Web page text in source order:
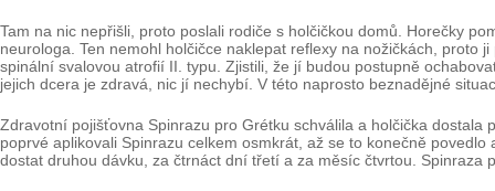
Tam na nic nepřišli, proto poslali rodiče s holčičkou domů. Horečky
neurologa. Ten nemohl holčičce naklepat reflexy na nožičkách, proto
spinální svalovou atrofií II. typu. Zjistili, že jí budou postupně
jejich dcera je zdravá, nic jí nechybí. V této naprosto beznadějné
Zdravotní pojišťovna Spinrazu pro Grétku schválila a holčička
poprvé aplikovali Spinrazu celkem osmkrát, až se to konečně
dostat druhou dávku, za čtrnáct dní třetí a za měsíc čtvrtou.